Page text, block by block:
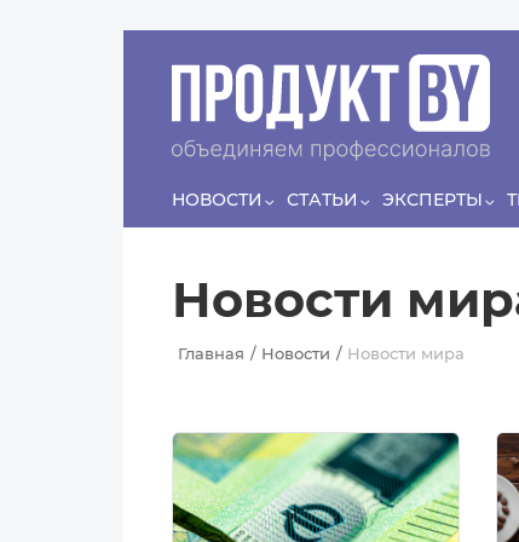
СергейЛЯШКО
Если у нас есть беспривязь, все животные
чипированы и есть программа-планировщик, на
проведение…
НОВОСТИ СТАТЬИ ЭКСПЕРТЫ
Новости
Главная Новости Новости мира